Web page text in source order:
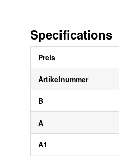
Specifications
Informationen
Preis
Artikelnummer
B
A
A1